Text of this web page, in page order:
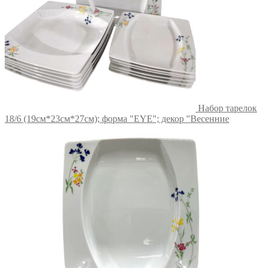
Набор тарелок
18/6 (19см*23см*27см); форма "EYE"; декор "Весенние